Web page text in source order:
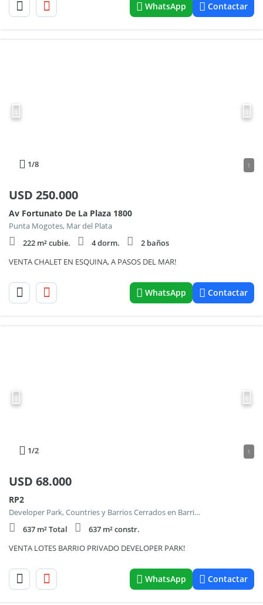
WhatsApp Contactar
1/8 1
USD 250.000
Av Fortunato De La Plaza 1800
Punta Mogotes, Mar del Plata
222 m² cubie.
4 dorm.
2 baños
VENTA CHALET EN ESQUINA, A PASOS DEL MAR!
WhatsApp Contactar
1/2 1
USD 68.000
RP2
Developer Park, Countries y Barrios Cerrados en Barrio el Retazo
637 m² Total
637 m² constr.
VENTA LOTES BARRIO PRIVADO DEVELOPER PARK!
WhatsApp Contactar